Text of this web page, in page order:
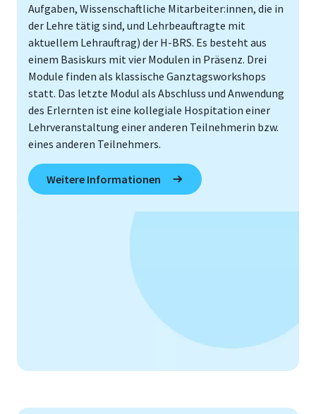
Aufgaben, Wissenschaftliche Mitarbeiter:innen, die in
der Lehre tätig sind, und Lehrbeauftragte mit
aktuellem Lehrauftrag) der H-BRS. Es besteht aus
einem Basiskurs mit vier Modulen in Präsenz. Drei
Module finden als klassische Ganztagsworkshops
statt. Das letzte Modul als Abschluss und Anwendung
des Erlernten ist eine kollegiale Hospitation einer
Lehrveranstaltung einer anderen Teilnehmerin bzw.
eines anderen Teilnehmers.
Weitere Informationen